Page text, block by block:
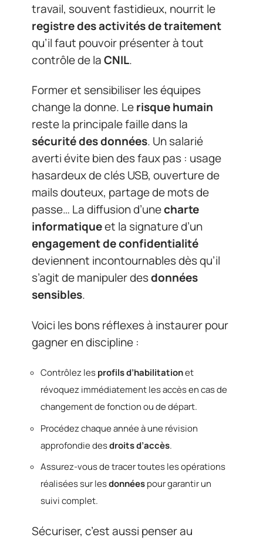
travail, souvent fastidieux, nourrit le
registre des activités de traitement
qu’il faut pouvoir présenter à tout
contrôle de laCNIL.
Former et sensibiliser les équipes
change la donne. Lerisque humain
reste la principale faille dans la
sécurité des données. Un salarié
averti évite bien des faux pas : usage
hasardeux de clés USB, ouverture de
mails douteux, partage de mots de
passe… La diffusion d’unecharte
informatiqueet la signature d’un
engagement de confidentialité
deviennent incontournables dès qu’il
s’agit de manipuler desdonnées
sensibles.
Voici les bons réflexes à instaurer pour
gagner en discipline :
Contrôlez lesprofils d’habilitationet
révoquez immédiatement les accès en cas de
changement de fonction ou de départ.
Procédez chaque année à une révision
approfondie desdroits d’accès.
Assurez-vous de tracer toutes les opérations
réalisées sur lesdonnéespour garantir un
suivi complet.
Sécuriser, c’est aussi penser au